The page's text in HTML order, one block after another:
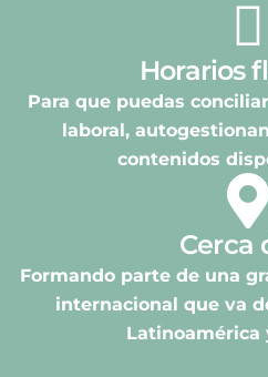
Horarios
Para que puedas
laboral,
contenidos
Cerca
Formando parte de una
internacional que va
Latinoamérica